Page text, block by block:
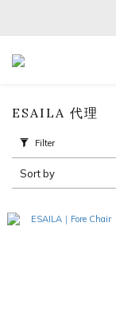
ESAILA 代理
Filter
Sort by